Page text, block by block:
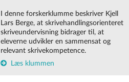
I denne forskerklumme beskriver Kjell
Lars Berge, at skrivehandlingsorienteret
skriveundervisning bidrager til, at
eleverne udvikler en sammensat og
relevant skrivekompetence.
Læs klummen